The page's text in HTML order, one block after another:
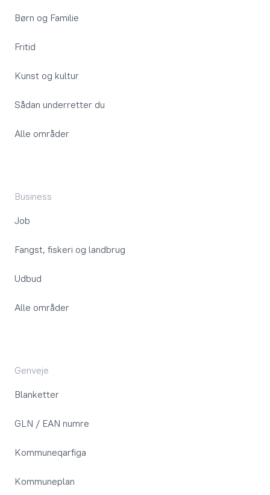
Børn og Familie
Fritid
Kunst og kultur
Sådan underretter du
Alle områder
Business
Job
Fangst, fiskeri og landbrug
Udbud
Alle områder
Genveje
Blanketter
GLN / EAN numre
Kommuneqarfiga
Kommuneplan